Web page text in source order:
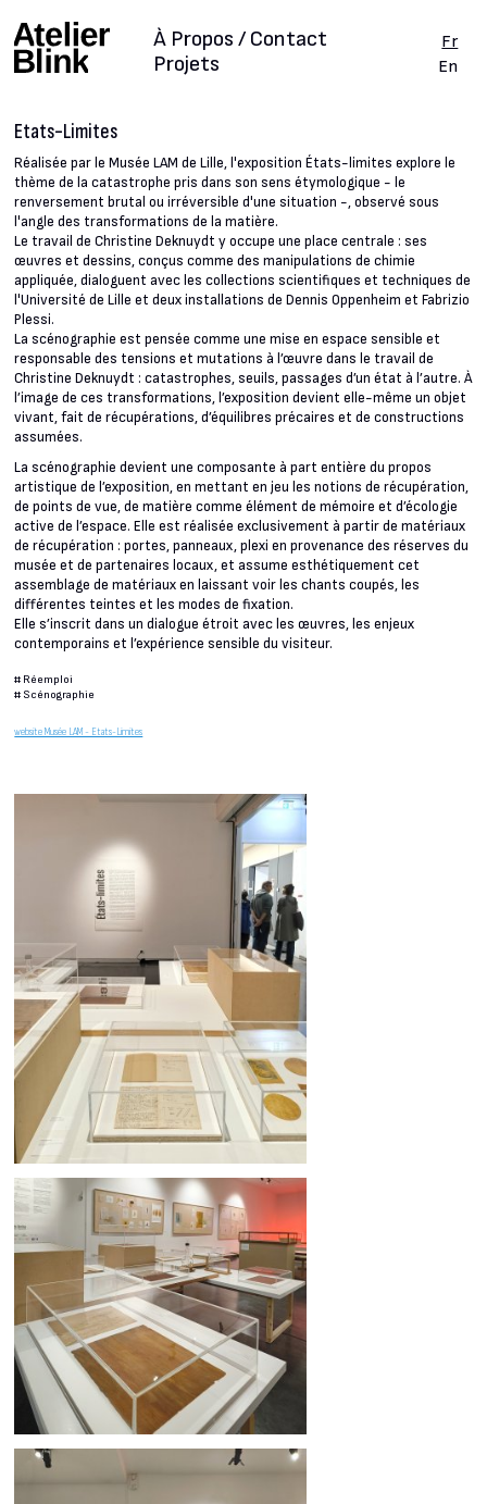
Projets
À Propos / Contact
Fr
En
Etats-Limites
Réalisée par le Musée LAM de Lille, l'exposition États-limites explore le
thème de la catastrophe pris dans son sens étymologique - le
renversement brutal ou irréversible d'une situation -, observé sous
l'angle des transformations de la matière.
Le travail de Christine Deknuydt y occupe une place centrale : ses
œuvres et dessins, conçus comme des manipulations de chimie
appliquée, dialoguent avec les collections scientifiques et techniques de
l'Université de Lille et deux installations de Dennis Oppenheim et Fabrizio
Plessi.
La scénographie est pensée comme une mise en espace sensible et
responsable des tensions et mutations à l’œuvre dans le travail de
Christine Deknuydt : catastrophes, seuils, passages d’un état à l’autre. À
l’image de ces transformations, l’exposition devient elle-même un objet
vivant, fait de récupérations, d’équilibres précaires et de constructions
assumées.
La scénographie devient une composante à part entière du propos
artistique de l’exposition, en mettant en jeu les notions de récupération,
de points de vue, de matière comme élément de mémoire et d’écologie
active de l’espace. Elle est réalisée exclusivement à partir de matériaux
de récupération : portes, panneaux, plexi en provenance des réserves du
musée et de partenaires locaux, et assume esthétiquement cet
assemblage de matériaux en laissant voir les chants coupés, les
différentes teintes et les modes de fixation.
Elle s’inscrit dans un dialogue étroit avec les œuvres, les enjeux
contemporains et l’expérience sensible du visiteur.
# Réemploi
# Scénographie
website Musée LAM - Etats-Limites